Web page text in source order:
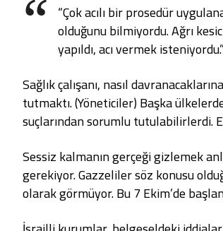
“Çok acılı bir prosedür
olduğunu bilmiyordu. Ağrı
yapıldı, acı vermek isteniyordu.”
Sağlık çalışanı, nasıl
tutmaktı. (Yöneticiler) Başka
suçlarından sorumlu tutulabilirlerdi.
Sessiz kalmanın gerçeği gizlemek
gerekiyor. Gazzeliler söz konusu
olarak görmüyor. Bu 7 Ekim’de